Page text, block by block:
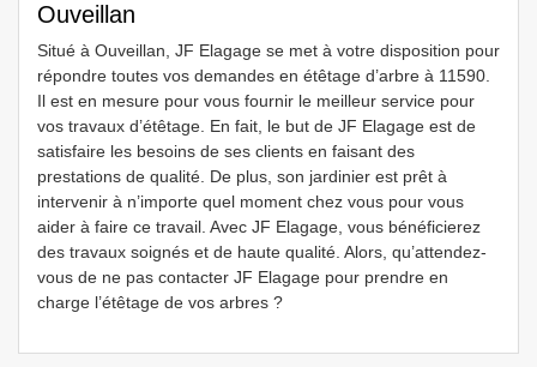
Ouveillan
Situé à Ouveillan, JF Elagage se met à votre disposition pour
répondre toutes vos demandes en étêtage d’arbre à 11590.
Il est en mesure pour vous fournir le meilleur service pour
vos travaux d’étêtage. En fait, le but de JF Elagage est de
satisfaire les besoins de ses clients en faisant des
prestations de qualité. De plus, son jardinier est prêt à
intervenir à n’importe quel moment chez vous pour vous
aider à faire ce travail. Avec JF Elagage, vous bénéficierez
des travaux soignés et de haute qualité. Alors, qu’attendez-
vous de ne pas contacter JF Elagage pour prendre en
charge l’étêtage de vos arbres ?